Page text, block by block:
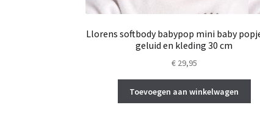
Llorens softbody babypop mini baby
geluid en kleding 30 cm
€29,95
Toevoegen aan winkelwagen